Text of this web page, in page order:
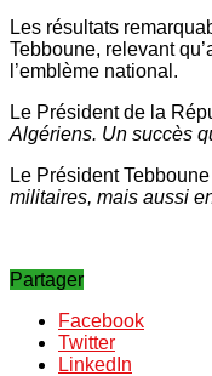
Les résultats
Tebboune, relevant
l’emblème national.
Le Président de la
Algériens. Un succès
Le Président
militaires, mais aussi
Partager
Facebook
Twitter
LinkedIn